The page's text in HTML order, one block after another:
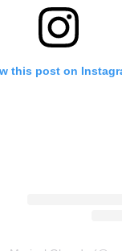
this post on